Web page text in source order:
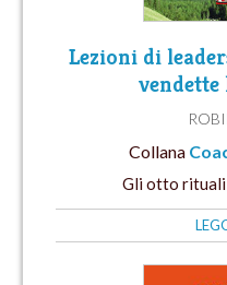
Lezioni di
vendette
Collana
Gli otto rituali